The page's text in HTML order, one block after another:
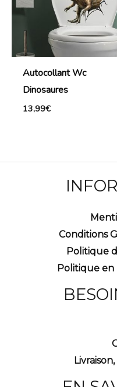
Autocollant Wc
Dinosaures
13,99€
Conditions
Politique
Politique en